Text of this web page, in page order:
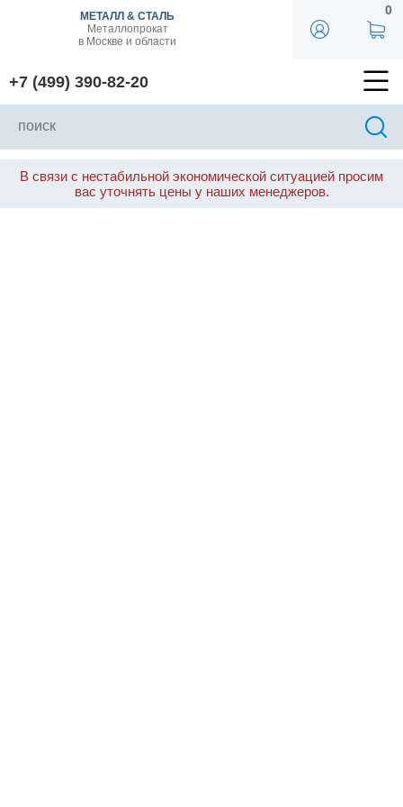
МЕТАЛЛ & СТАЛЬ
Металлопрокат
в Москве и области
+7 (499) 390-82-20
0
В связи с нестабильной экономической ситуацией просим
вас уточнять цены у наших менеджеров.